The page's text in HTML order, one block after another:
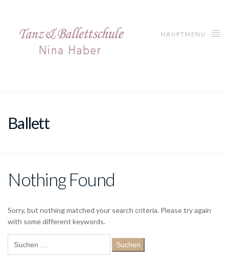
HAUPTMENÜ
Ballett
Nothing Found
Sorry, but nothing matched your search criteria. Please try again
with some different keywords.
nach: